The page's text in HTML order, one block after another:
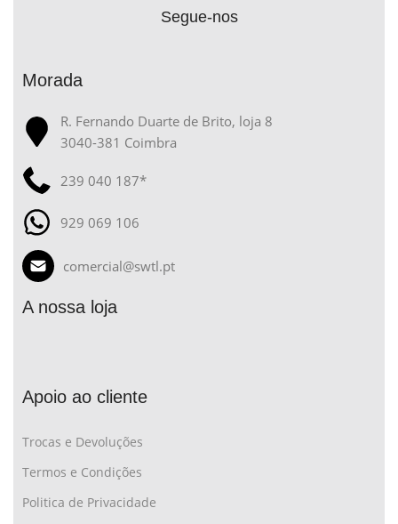
Segue-nos
Morada
R. Fernando Duarte de Brito, loja 8
3040-381 Coimbra
239 040 187*
929 069 106
comercial@swtl.pt
A nossa loja
Apoio ao cliente
Trocas e Devoluções
Termos e Condições
Politica de Privacidade